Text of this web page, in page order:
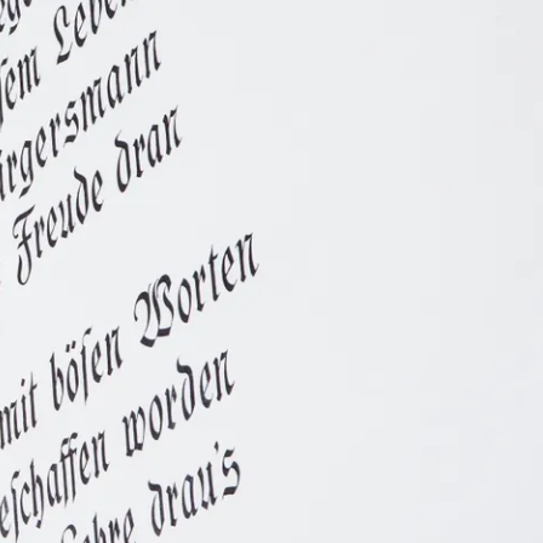
& Verkehr
im Kurpark
Tourismus